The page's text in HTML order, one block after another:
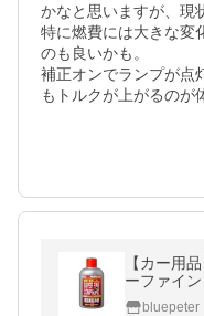
かなと思いますが、現
特に燃費には大きな変
のも良いかも。
補正オンでランプが点
もトルクが上がるのが
【カー用
ーファイ
bluepeter